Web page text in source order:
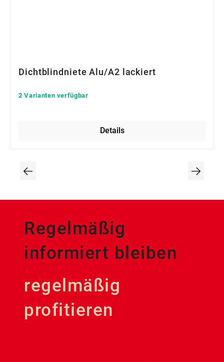
Dichtblindniete Alu/A2 lackiert
2 Varianten verfügbar
Details
Regelmäßig
informiert bleiben
regelmäßig
profitieren